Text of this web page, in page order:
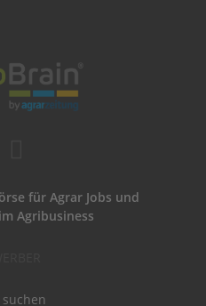
für Agrar Jobs und
Agribusiness
suchen